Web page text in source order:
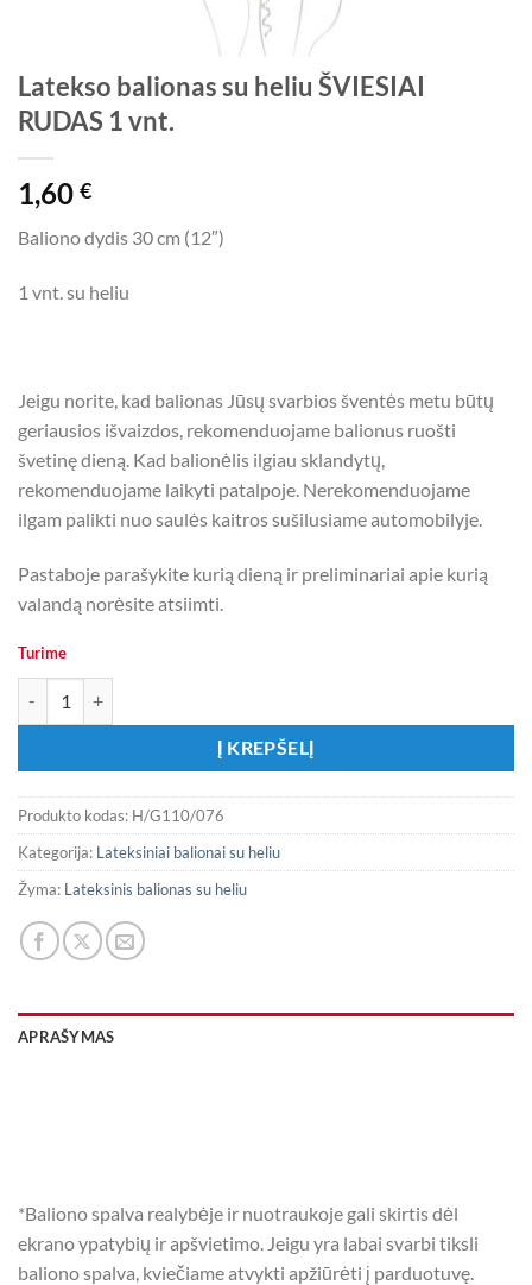
Latekso balionas su heliu ŠVIESIAI
RUDAS 1 vnt.
1,60 €
Baliono dydis 30 cm (12″)
1 vnt. su heliu
Jeigu norite, kad balionas Jūsų svarbios šventės metu būtų
geriausios išvaizdos, rekomenduojame balionus ruošti
švetinę dieną. Kad balionėlis ilgiau sklandytų,
rekomenduojame laikyti patalpoje. Nerekomenduojame
ilgam palikti nuo saulės kaitros sušilusiame automobilyje.
Pastaboje parašykite kurią dieną ir preliminariai apie kurią
valandą norėsite atsiimti.
Turime
Į KREPŠELĮ
Produkto kodas: H/G110/076
Kategorija: Lateksiniai balionai su heliu
Žyma: Lateksinis balionas su heliu
APRAŠYMAS
*Baliono spalva realybėje ir nuotraukoje gali skirtis dėl
ekrano ypatybių ir apšvietimo. Jeigu yra labai svarbi tiksli
baliono spalva, kviečiame atvykti apžiūrėti į parduotuvę.